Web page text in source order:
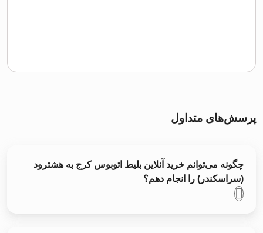
پرسش‌های متداول
چگونه می‌توانم خرید آنلاین بلیط اتوبوس کرج به هشترود
(سراسکندر) را انجام دهم؟